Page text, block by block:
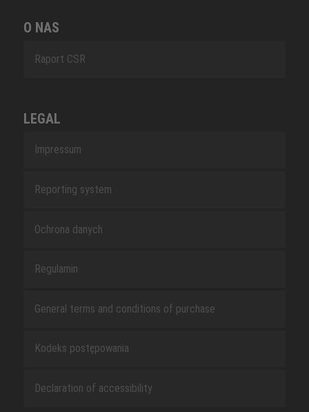
O NAS
Raport CSR
LEGAL
Impressum
Reporting system
Ochrona danych
Regulamin
General terms and conditions of purchase
Kodeks postępowania
Declaration of accessibility